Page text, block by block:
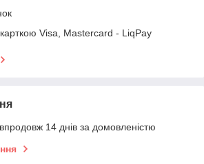
Visa, Mastercard - LiqPay
14 днів за домовленістю